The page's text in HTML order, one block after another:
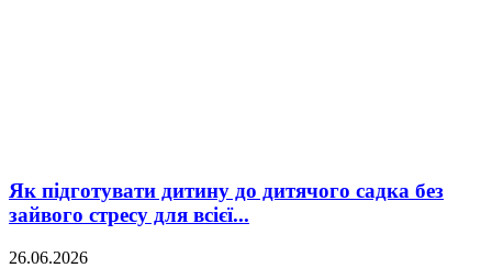
Як підготувати дитину до дитячого садка без
зайвого стресу для всієї...
26.06.2026